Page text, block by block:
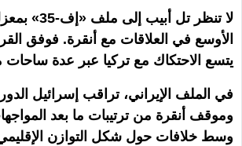
لا تنظر تل أبيب
الأوسع في العلاقات مع أنقرة. فوفق
يتسع الاحتكاك مع تركيا عبر عدة ساحات
في الملف الإيراني، تراقب إسرائيل
وموقف أنقرة من ترتيبات ما بعد
وسط خلافات حول شكل التوازن